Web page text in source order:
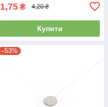
1,75 ₴ 4,20 ₴
Купити
–53%